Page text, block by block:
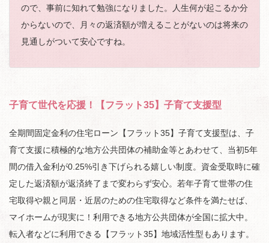
ので、事前に知れて勉強になりました。人生何が起こるか分
からないので、月々の返済額が増えることがないのは将来の
見通しがついて安心ですね。
子育て世代を応援！【フラット35】子育て支援型
全期間固定金利の住宅ローン【フラット35】子育て支援型は、子
育て支援に積極的な地方公共団体の補助金等とあわせて、当初5年
間の借入金利が0.25%引き下げられる嬉しい制度。資金受取時に確
定した返済額が返済終了まで変わらず安心。若年子育て世帯の住
宅取得や親と同居・近居のための住宅取得など条件を満たせば、
マイホームが現実に！利用できる地方公共団体が全国に拡大中。
転入者などに利用できる【フラット35】地域活性型もあります。